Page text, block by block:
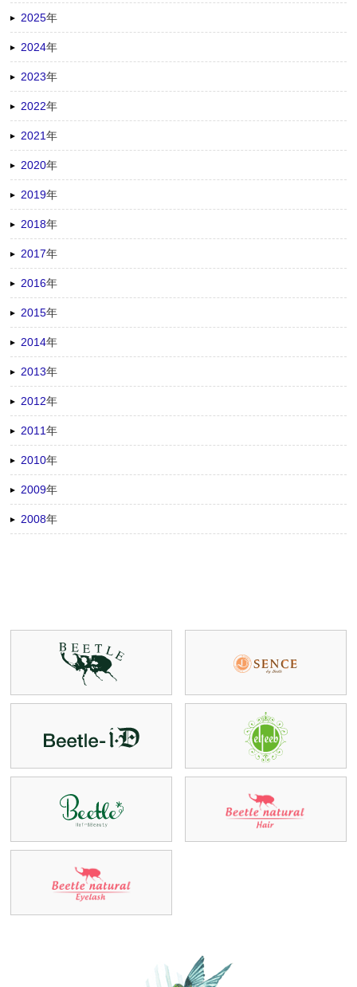
2025年
2024年
2023年
2022年
2021年
2020年
2019年
2018年
2017年
2016年
2015年
2014年
2013年
2012年
2011年
2010年
2009年
2008年